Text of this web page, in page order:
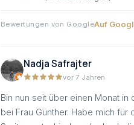
Bewertungen von GoogleAuf
Nadja Safrajter
vor 7 Jahren
Bin nun seit über einen Monat in
bei Frau Günther. Habe mich für